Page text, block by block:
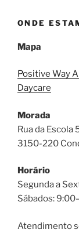
ONDE
Mapa
Positive Way
Daycare
Morada
Rua da Escola
3150-220
Horário
Segunda a
Sábados:
Atendimento